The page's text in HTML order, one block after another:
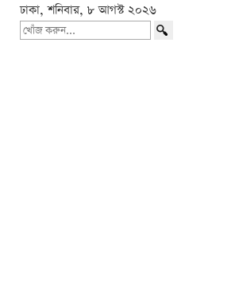
ঢাকা, শনিবার, ৮ আগস্ট ২০২৬